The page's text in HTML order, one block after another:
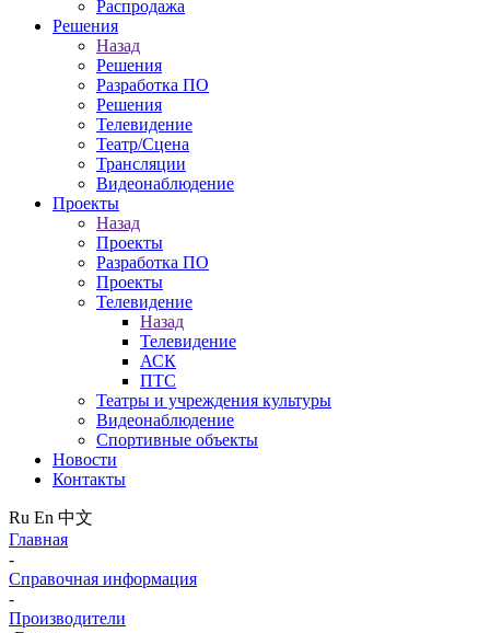
Распродажа
Решения
Назад
Решения
Разработка ПО
Решения
Телевидение
Театр/Сцена
Трансляции
Видеонаблюдение
Проекты
Назад
Проекты
Разработка ПО
Проекты
Телевидение
Назад
Телевидение
АСК
ПТС
Театры и учреждения культуры
Видеонаблюдение
Спортивные объекты
Новости
Контакты
Ru En 中文
Главная
-
Справочная информация
-
Производители